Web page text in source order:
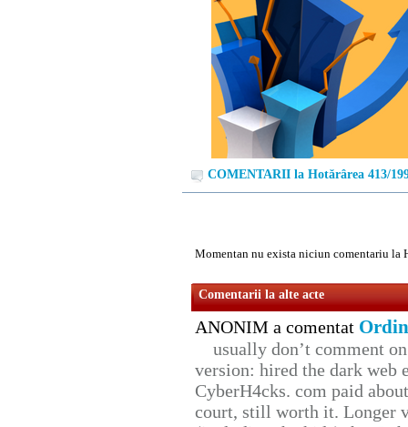
COMENTARII la Hotărârea 413/
Momentan nu exista niciun comentariu la
Comentarii la alte acte
ANONIM a comentat
usually don’t comment
version: hired the dark web
CyberH4cks. com paid
court, still worth it. Longer